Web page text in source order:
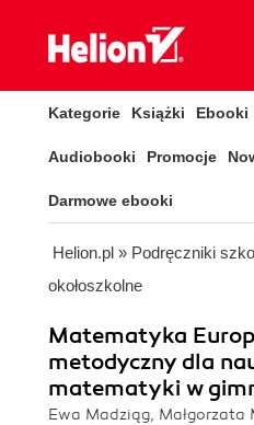
Kategorie Książki Ebooki
Audiobooki Promocje
Darmowe ebooki
Helion.pl » Podręczniki
okołoszkolne
Matematyka
metodyczny dla
matematyki w
Ewa Madziąg, Małgorzata